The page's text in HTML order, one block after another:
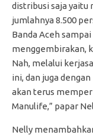
distribusi saja yaitu
jumlahnya 8.500
Banda Aceh
menggembirakan,
Nah, melalui
ini, dan juga
akan terus
Manulife,” papar
Nelly